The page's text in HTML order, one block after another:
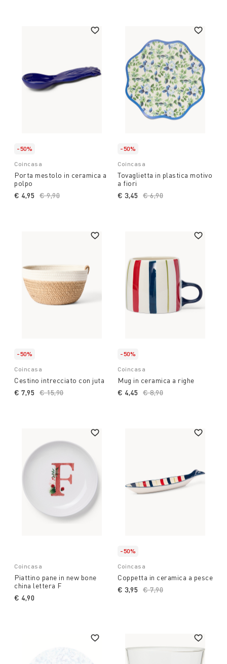
-50%
Coincasa
Porta mestolo in ceramica a
polpo
Price reduced from
€ 9,90
€ 4,95
-50%
Coincasa
Tovaglietta in plastica motivo
a fiori
Price reduced from
€ 6,90
€ 3,45
-50%
Coincasa
Cestino intrecciato con juta
Price reduced from
€ 15,90to
€ 7,95
-50%
Coincasa
Mug in ceramica a righe
Price reduced from
€ 8,90
€ 4,45
Coincasa
Piattino pane in new bone
china lettera F
€ 4,90
-50%
Coincasa
Coppetta in ceramica a pesce
Price reduced from
€ 7,90
€ 3,95